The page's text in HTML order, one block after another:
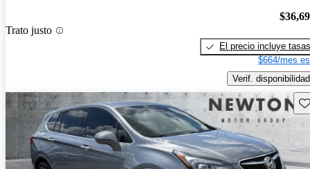
Trato justo
El precio incluye tasas
$664/mes
Verif. disponibilidad